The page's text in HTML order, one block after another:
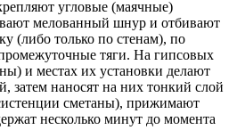
угловые (маячные)
мелованный шнур и отбивают
(либо только по стенам), по
тяги. На гипсовых
и местах их установки делают
затем наносят на них тонкий слой
сметаны), прижимают
несколько минут до момента